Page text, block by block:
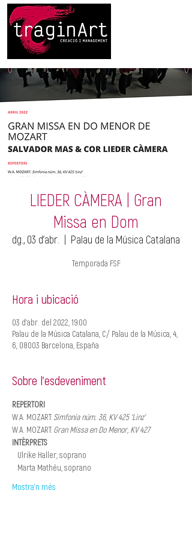
LIEDER CÀMERA | Gran
Missa en Dom
dg., 03 d’abr.
  |
Palau de la Música Catalana
Temporada FSF
Hora i ubicació
03 d’abr. del 2022, 19:00
Palau de la Música Catalana, C/ Palau de la Música, 4,
6, 08003 Barcelona, España
Sobre l'esdeveniment
REPERTORI
W.A. MOZART: Simfonia núm. 36, KV 425 ‘Linz’
W.A. MOZART: Gran Missa en Do Menor, KV 427
INTÈRPRETS
Ulrike Haller, soprano
Marta Mathéu, soprano
Mostra'n més